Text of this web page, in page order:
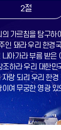
2절
의 가르침을 탐구하
인 돼라 우리 한경
나아가라 부름 받은
조하라 우리 대한민
랑 되리 우리 한경
이여 무궁한 영광 있